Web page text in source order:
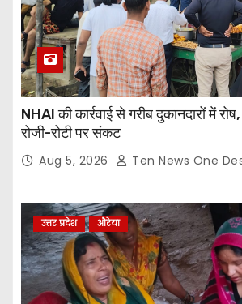
NHAI की कार्रवाई से गरीब दुकानदारों में
रोजी-रोटी पर संकट
Aug 5, 2026 Ten News One
उत्तर प्रदेश औरेया